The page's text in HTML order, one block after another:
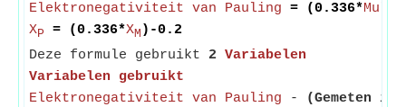
Elektronegativiteit van Pauling = (0.336*
XP = (0.336*XM )-0.2
Deze formule gebruikt 2 Variabelen
Variabelen gebruikt
Elektronegativiteit van Pauling -
(Gemeten in